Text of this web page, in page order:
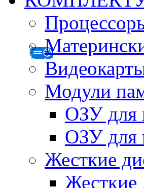
Модули
ОЗУ для
ОЗУ для
Жесткие
Жесткие